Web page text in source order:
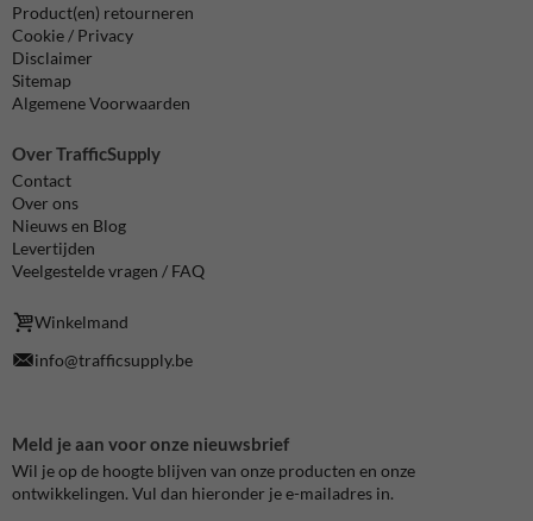
Product(en) retourneren
Cookie / Privacy
Disclaimer
Sitemap
Algemene Voorwaarden
Over TrafficSupply
Contact
Over ons
Nieuws en Blog
Levertijden
Veelgestelde vragen / FAQ
Winkelmand
info@trafficsupply.be
Meld je aan voor onze nieuwsbrief
Wil je op de hoogte blijven van onze producten en onze
ontwikkelingen. Vul dan hieronder je e-mailadres in.